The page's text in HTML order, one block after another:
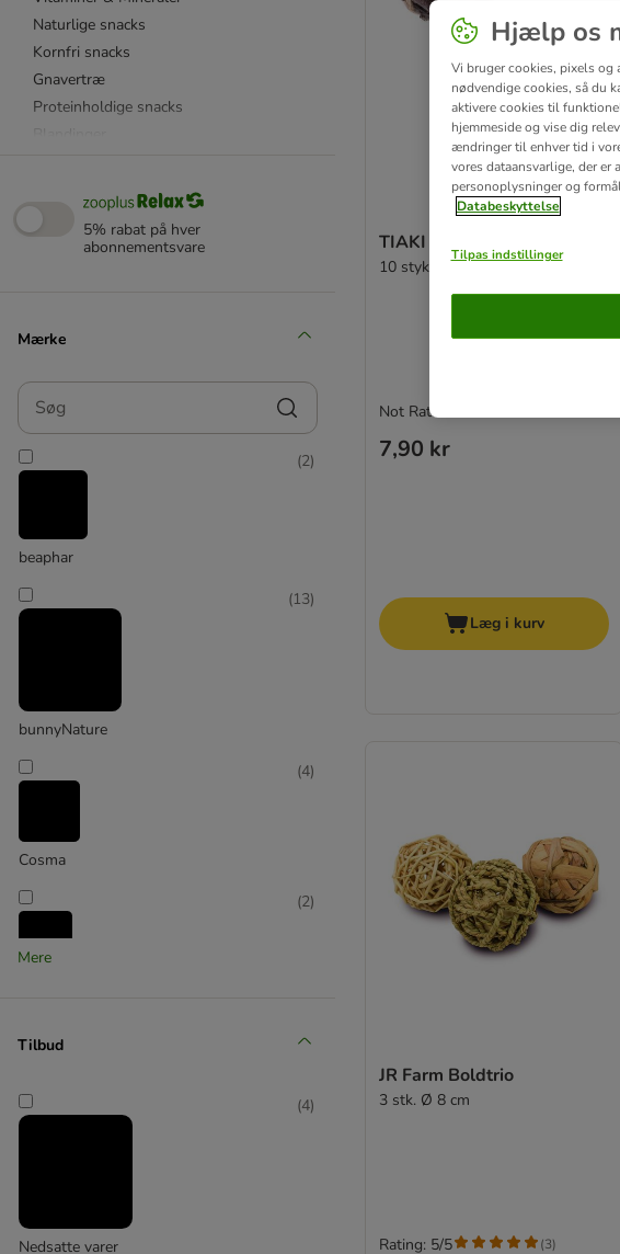
Naturlige snacks
Kornfri snacks
Gnavertræ
Proteinholdige snacks
Marsvin
Hamster
Degu
Mus & Gerbil
Bunny
JR Farm
Vitakraft
Trixie
5% rabat på hver
abonnementsvare
Mærke
Søg
beaphar
(2)
bunnyNature
(13)
Cosma
(4)
(2)
GRAU
Mere
Tilbud
Nedsatte varer
(4)
TIAKI æblesnitter
10 stykker
7,90 kr
Not Rated
Læg i kurv
JR Farm Boldtrio
3 stk. Ø 8 cm
Rating: 5/5 (3)
Hjælp os
Vi bruger cookies, pixels og
nødvendige cookies, så du
aktivere cookies til
hjemmeside og vise dig
ændringer til enhver tid i
vores dataansvarlige, der er
personoplysninger og
Databeskyttelse
Tilpas indstillinger